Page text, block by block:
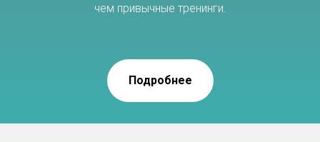
чем привычные тренинги.
Подробнее